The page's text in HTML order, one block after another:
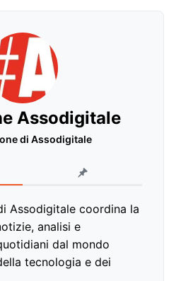
Assodigitale
di Assodigitale
Assodigitale coordina la
analisi e
dal mondo
tecnologia e dei